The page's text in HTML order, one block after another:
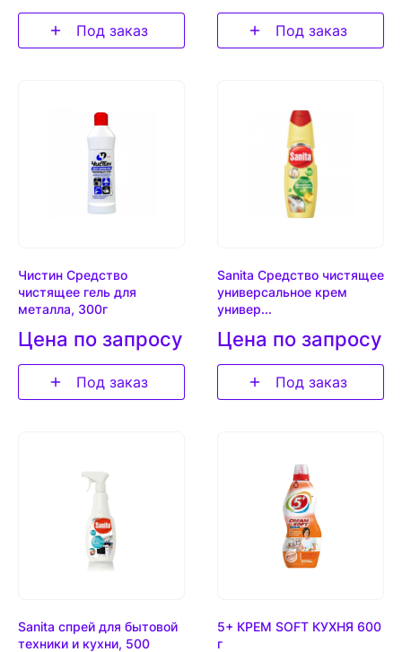
Под заказ Под заказ
Чистин Средство
чистящее гель для
металла, 300г
Цена по запросу
Под заказ
Sanita Средство чистящее
универсальное крем
универ...
Цена по запросу
Под заказ
Sanita спрей для бытовой
техники и кухни, 500
5+ КРЕМ SOFT КУХНЯ 600
г